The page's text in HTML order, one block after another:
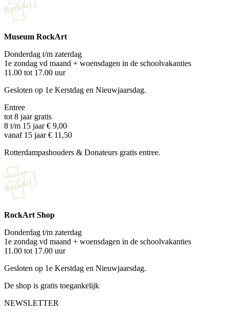
Museum RockArt
Donderdag t/m zaterdag
1e zondag vd maand + woensdagen in de schoolvakanties
11.00 tot 17.00 uur
Gesloten op 1e Kerstdag en Nieuwjaarsdag.
Entree
tot 8 jaar gratis
8 t/m 15 jaar € 9,00
vanaf 15 jaar € 11,50
Rotterdampashouders & Donateurs gratis entree.
RockArt Shop
Donderdag t/m zaterdag
1e zondag vd maand + woensdagen in de schoolvakanties
11.00 tot 17.00 uur
Gesloten op 1e Kerstdag en Nieuwjaarsdag.
De shop is gratis toegankelijk
NEWSLETTER